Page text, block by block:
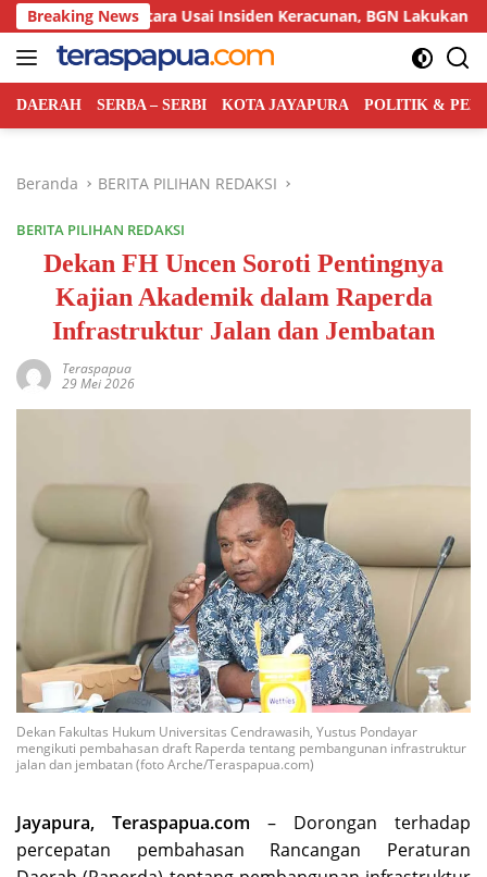
Langsung
ke
konten
Breaking NewsUsai Insiden Keracunan, BGN Lakukan Evaluasi
DAERAH SERBA – SERBI KOTA JAYAPURA POLITIK &
Beranda BERITA PILIHAN REDAKSI
BERITA PILIHAN REDAKSI
Dekan FH Uncen Soroti Pentingnya
Kajian Akademik dalam Raperda
Infrastruktur Jalan dan Jembatan
Teraspapua
29 Mei 2026
Dekan Fakultas Hukum Universitas Cendrawasih, Yustus Pondayar
mengikuti pembahasan draft Raperda tentang pembangunan infrastruktur
jalan dan jembatan (foto Arche/Teraspapua.com)
Jayapura, Teraspapua.com – Dorongan terhadap
percepatan pembahasan Rancangan Peraturan